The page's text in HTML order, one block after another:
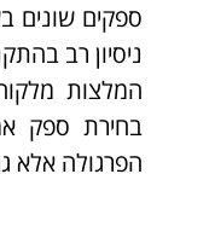
ספקים שונים
ניסיון רב
המלצות
בחירת ספק
הפרגולה אלא